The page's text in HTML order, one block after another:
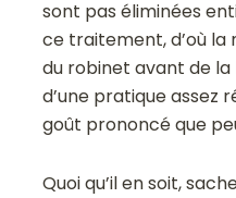
sont pas éliminées
ce traitement, d’où la
du robinet avant de la
d’une pratique assez
goût prononcé que
Quoi qu’il en soit,